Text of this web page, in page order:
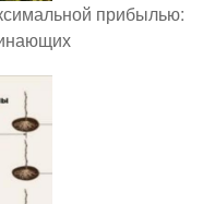
прибылью: